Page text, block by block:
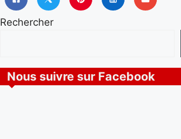
Rechercher
Nous suivre sur Facebook